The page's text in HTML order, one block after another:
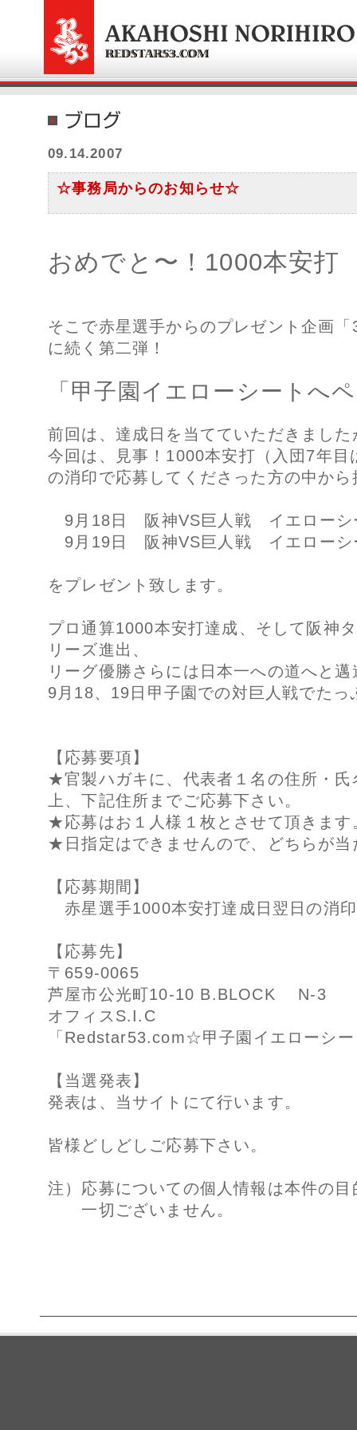
09.14.2007
☆事務局からのお知らせ☆
おめでと〜！ 1000本安
そこで赤星選手からのプレゼント企画
に続く第二弾！
「甲子園イエローシートへ
前回は、達成日を当てていただきました
今回は、見事！1000本安打（入団7年
の消印で応募してくださった方の中か
9月18日 阪神VS巨人戦 イエロー
9月19日 阪神VS巨人戦 イエロー
をプレゼント致します。
プロ通算1000本安打達成、そして阪神
リーズ進出、
リーグ優勝さらには日本一への道へと
9月18、19日甲子園での対巨人戦でたっ
【応募要項】
★官製ハガキに、代表者１名の住所・
上、下記住所までご応募下さい。
★応募はお１人様１枚とさせて頂きます
★日指定はできませんので、どちらが当
【応募期間】
赤星選手1000本安打達成日翌日の消
【応募先】
〒659-0065
芦屋市公光町10-10 B.BLOCK N-3
オフィスS.I.C
「Redstar53.com☆甲子園イエローシ
【当選発表】
発表は、当サイトにて行います。
皆様どしどしご応募下さい。
注）応募についての個人情報は本件の
一切ございません。